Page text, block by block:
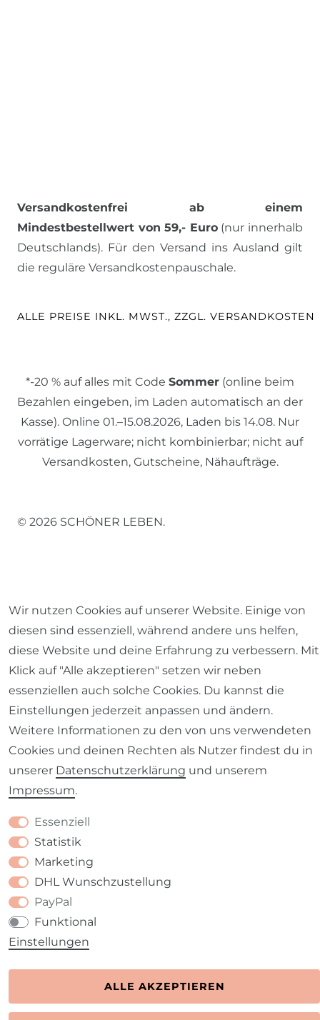
Versandkostenfrei ab einem
Mindestbestellwert von 59,- Euro(nur innerhalb
Deutschlands). Für den Versand ins Ausland gilt
die reguläre Versandkostenpauschale.
ALLE PREISE INKL. MWST., ZZGL. VERSANDKOSTEN
*-20 % auf alles mit Code Sommer (online beim
Bezahlen eingeben, im Laden automatisch an der
Kasse). Online 01.–15.08.2026, Laden bis 14.08. Nur
vorrätige Lagerware; nicht kombinierbar; nicht auf
Versandkosten, Gutscheine, Nähaufträge.
© 2026 SCHÖNER LEBEN.
AGB
Barrierefreiheitserklärung Widerrufs­recht
VERTRAG WIDERRUFEN
Wir nutzen Cookies auf unserer Website. Einige von
diesen sind essenziell, während andere uns helfen,
diese Website und deine Erfahrung zu verbessern. Mit
Klick auf "Alle akzeptieren" setzen wir neben
essenziellen auch solche Cookies. Du kannst die
Einstellungen jederzeit anpassen und ändern.
Weitere Informationen zu den von uns verwendeten
Cookies und deinen Rechten als Nutzer findest du in
unserer Daten­schutz­erklärung und unserem
Impressum.
Essenziell
Statistik
Marketing
DHL Wunschzustellung
PayPal
Funktional
Einstellungen
ALLE AKZEPTIEREN